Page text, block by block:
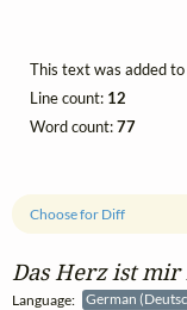
Das Herz ist
Language:
German
Choose for Diff
This text was added
Line count: 12
Word count:77